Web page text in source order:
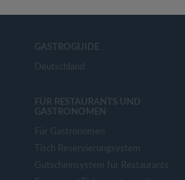
GASTROGUIDE
Deutschland
FÜR RESTAURANTS UND
GASTRONOMEN
Für Gastronomen
Tisch Reservierungsystem
Gutscheinsystem für Restaurants